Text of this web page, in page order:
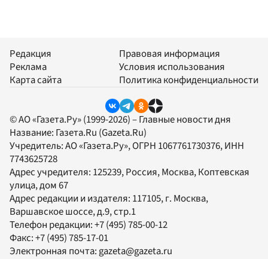
Редакция
Реклама
Карта сайта
Правовая информация
Условия использования
Политика конфиденциальности
© АО «Газета.Ру» (1999-2026) – Главные новости дня
Название: Газета.Ru (Gazeta.Ru)
Учредитель:АО «Газета.Ру», ОГРН 1067761730376, ИНН
7743625728
Адрес учредителя: 125239, Россия, Москва, Коптевская
улица, дом 67
Адрес редакции и издателя: 117105, г. Москва,
Варшавское шоссе, д.9, стр.1
Телефон редакции:+7 (495) 785-00-12
Факс:+7 (495) 785-17-01
Электронная почта:gazeta@gazeta.ru